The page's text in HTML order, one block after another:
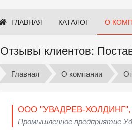
ГЛАВНАЯ КАТАЛОГ О
Отзывы клиентов:
Главная О компании
ООО "УВАДРЕВ-ХОЛДИНГ",
Промышленное предприятие